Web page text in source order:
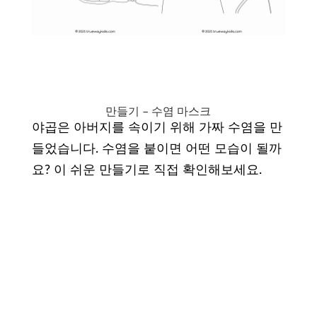
만들기 – 수염 마스크
야곱은 아버지를 속이기 위해 가짜 수염을 만
들었습니다. 수염을 붙이면 어떤 모습이 될까
요? 이 쉬운 만들기로 직접 확인해보세요.